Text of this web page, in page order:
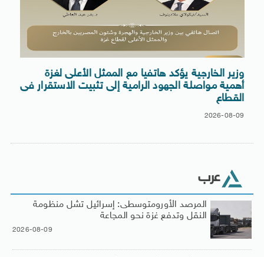
وزير الخارجية يؤكد هاتفيا مع الممثل الأعلى لغزة
أهمية مواصلة الجهود الرامية إلى تثبيت الاستقرار فى
القطاع
2026-08-09
عرب
المرصد الأورومتوسطى: إسرائيل تشل منظومة
النقل وتدفع غزة نحو المجاعة
2026-08-09